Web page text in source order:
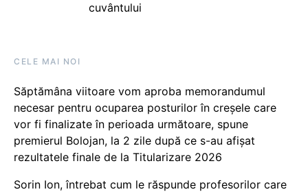
cuvântului
CELE MAI NOI
Săptămâna viitoare vom aproba memorandumul
necesar pentru ocuparea posturilor în creșele care
vor fi finalizate în perioada următoare, spune
premierul Bolojan, la 2 zile după ce s-au afișat
rezultatele finale de la Titularizare 2026
Sorin Ion, întrebat cum le răspunde profesorilor care